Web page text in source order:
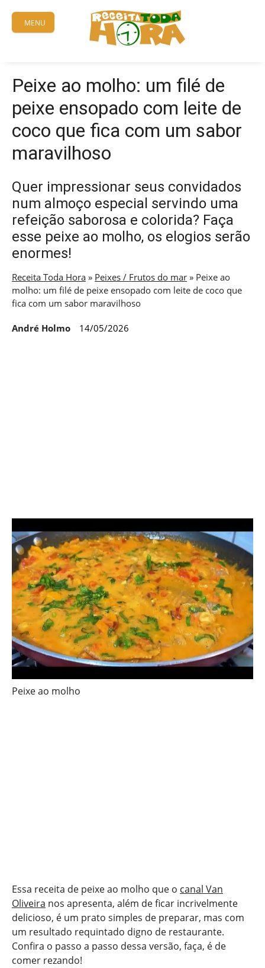
content
MENU
Peixe ao molho: um filé de
peixe ensopado com leite de
coco que fica com um sabor
maravilhoso
Quer impressionar seus convidados
num almoço especial servindo uma
refeição saborosa e colorida? Faça
esse peixe ao molho, os elogios serão
enormes!
Receita Toda Hora » Peixes / Frutos do mar » Peixe ao
molho: um filé de peixe ensopado com leite de coco que
fica com um sabor maravilhoso
André Holmo 14/05/2026
Peixe ao molho
Essa receita de peixe ao molho que o canal Van
Oliveira nos apresenta, além de ficar incrivelmente
delicioso, é um prato simples de preparar, mas com
um resultado requintado digno de restaurante.
Confira o passo a passo dessa versão, faça, é de
comer rezando!